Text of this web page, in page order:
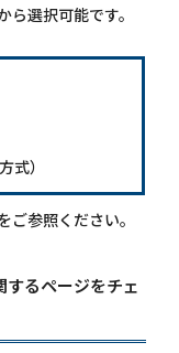
選択可能です。
式）
参照ください。
するページをチェ